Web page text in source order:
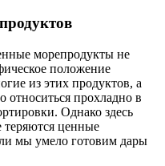
морепродукты не
положение
из этих продуктов, а
относиться прохладно в
Однако здесь
теряются ценные
мы умело готовим дары